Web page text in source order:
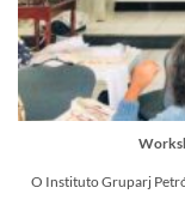
O Instituto Gruparj